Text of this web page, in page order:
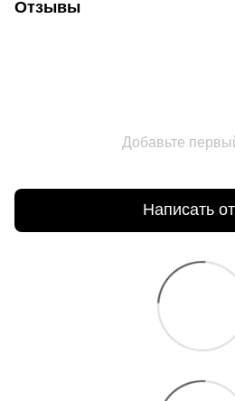
Отзывы
Добавьте
Написать